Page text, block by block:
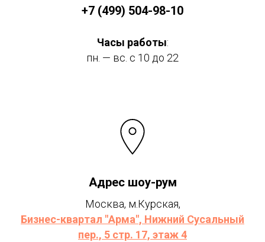
+7 (499) 504-98-10
Часы работы:
пн. — вс. c 10 до 22
Адрес шоу-рум
Москва, м.Курская,
Бизнес-квартал "Арма", Нижний Сусальный
пер., 5 стр. 17, этаж 4